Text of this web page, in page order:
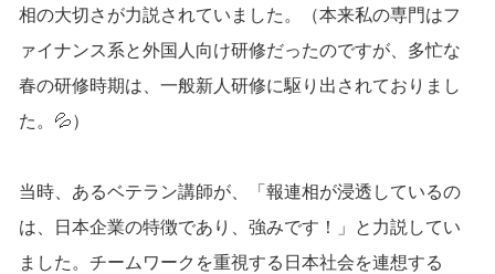
相の大切さが力説されていました。（本来私の専門はフ
ァイナンス系と外国人向け研修だったのですが、多忙な
春の研修時期は、一般新人研修に駆り出されておりまし
た。💦）
当時、あるベテラン講師が、「報連相が浸透しているの
は、日本企業の特徴であり、強みです！」と力説してい
ました。チームワークを重視する日本社会を連想する